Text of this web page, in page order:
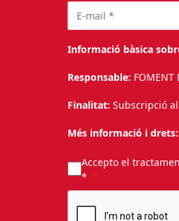
Informació bàsica
Responsable: FOMENT
Finalitat: Subscripció
Més informació i drets:
Accepto el
*